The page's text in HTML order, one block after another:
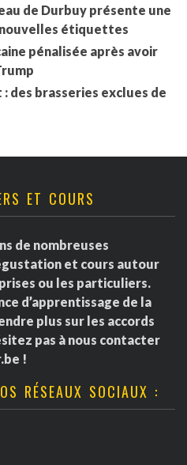
de Durbuy présente une
étiquettes
pénalisée après avoir
des brasseries exclues de
ET COURS
de nombreuses
et cours autour
ou les particuliers.
d’apprentissage de la
plus sur les accords
pas à nous contacter
!
RÉSEAUX SOCIAUX :